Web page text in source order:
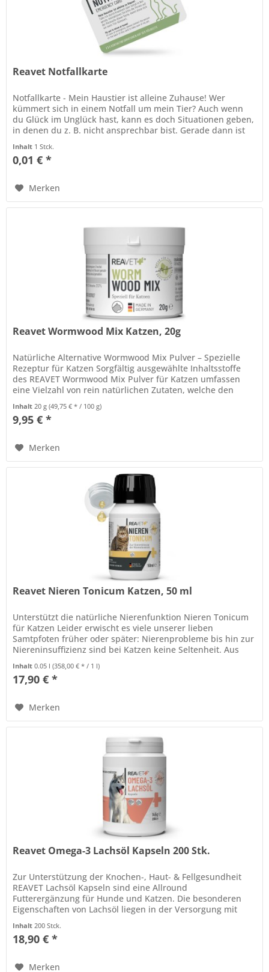
Reavet Notfallkarte
Notfallkarte - Mein Haustier ist alleine Zuhause! Wer
kümmert sich in einem Notfall um mein Tier? Auch wenn
du Glück im Unglück hast, kann es doch Situationen geben,
in denen du z. B. nicht ansprechbar bist. Gerade dann ist
Inhalt 1 Stck.
0,01 € *
Merken
Reavet Wormwood Mix Katzen, 20g
Natürliche Alternative Wormwood Mix Pulver – Spezielle
Rezeptur für Katzen Sorgfältig ausgewählte Inhaltsstoffe
des REAVET Wormwood Mix Pulver für Katzen umfassen
eine Vielzahl von rein natürlichen Zutaten, welche den
Inhalt20 g(49,75 € * / 100 g)
9,95 € *
Merken
Reavet Nieren Tonicum Katzen, 50 ml
Unterstützt die natürliche Nierenfunktion Nieren Tonicum
für Katzen Leider erwischt es viele unserer lieben
Samtpfoten früher oder später: Nierenprobleme bis hin zur
Niereninsuffizienz sind bei Katzen keine Seltenheit. Aus
Inhalt0.05 l(358,00 € * / 1 l)
17,90 € *
Merken
Reavet Omega-3 Lachsöl Kapseln 200 Stk.
Zur Unterstützung der Knochen-, Haut- & Fellgesundheit
REAVET Lachsöl Kapseln sind eine Allround
Futterergänzung für Hunde und Katzen. Die besonderen
Eigenschaften von Lachsöl liegen in der Versorgung mit
Inhalt 200 Stck.
18,90 € *
Merken